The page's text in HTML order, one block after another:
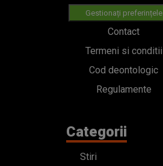
Gestionați preferințele
Contact
Termeni si conditii
Cod deontologic
Regulamente
Categorii
Stiri